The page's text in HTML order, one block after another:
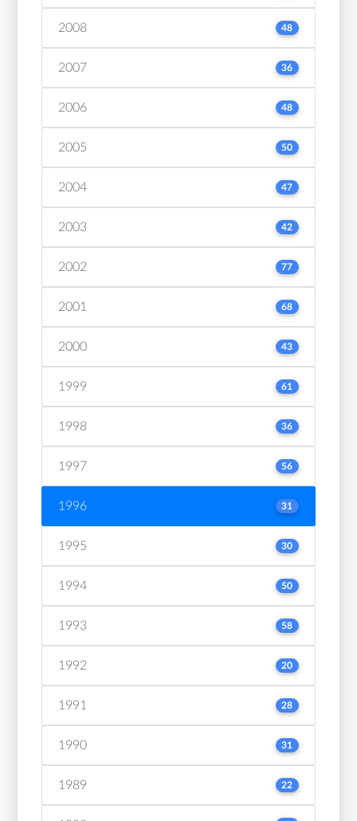
2008 48
2007 36
2006 48
2005 50
2004 47
2003 42
2002 77
2001 68
2000 43
1999 61
1998 36
1997 56
1996 31
1995 30
1994 50
1993 58
1992 20
1991 28
1990 31
1989 22